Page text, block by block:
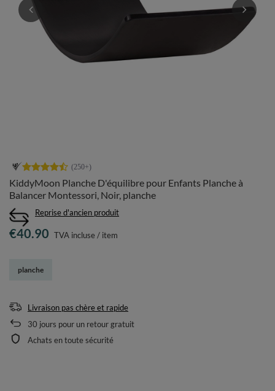
KiddyMoon Planche D'équilibre pour Enfants Planche à
Balancer Montessori, Noir, planche
Reprise d'ancien produit
planche
€40.90 TVA incluse/ item
Livraison pas chère et rapide
30 jours pour un retour gratuit
Achats en toute sécurité